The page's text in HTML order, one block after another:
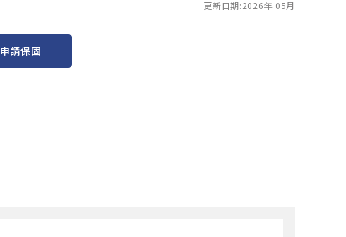
更新日期:2026年 05月
申請保固